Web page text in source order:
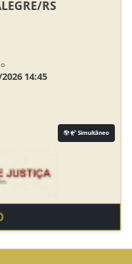
RS
14:45
Simultâneo